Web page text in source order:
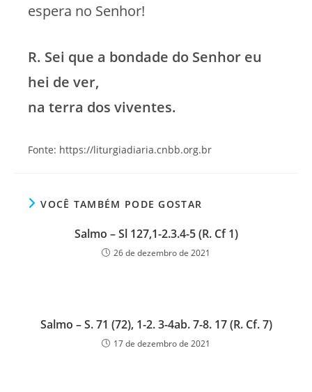
espera no Senhor!
R. Sei que a bondade do Senhor eu
hei de ver,
na terra dos viventes.
Fonte: https://liturgiadiaria.cnbb.org.br
VOCÊ TAMBÉM PODE GOSTAR
Salmo – Sl 127,1-2.3.4-5 (R. Cf 1)
26 de dezembro de 2021
Salmo – S. 71 (72), 1-2. 3-4ab. 7-8. 17 (R. Cf. 7)
17 de dezembro de 2021